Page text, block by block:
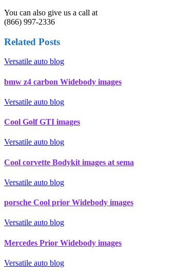
You can also give us a call at
(866) 997-2336
Related Posts
Versatile auto blog
bmw z4 carbon Widebody images
Versatile auto blog
Cool Golf GTI images
Versatile auto blog
Cool corvette Bodykit images at sema
Versatile auto blog
porsche Cool prior Widebody images
Versatile auto blog
Mercedes Prior Widebody images
Versatile auto blog